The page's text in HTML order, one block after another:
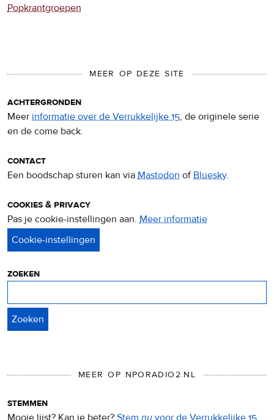
Popkrantgroepen
MEER OP DEZE SITE
achtergronden
Meer informatie over de Verrukkelijke 15, de originele serie
en de come back.
contact
Een boodschap sturen kan via Mastodon ofBluesky.
cookies & privacy
Pas je cookie-instellingen aan. Meer informatie
zoeken
MEER OP NPORADIO2.NL
stemmen